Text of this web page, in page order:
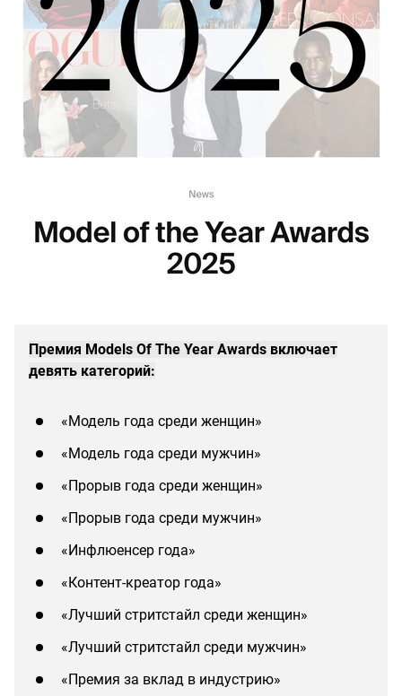
Премия Models Of The Year Awards включает
девять категорий:
«Модель года среди женщин»
«Модель года среди мужчин»
«Прорыв года среди женщин»
«Прорыв года среди мужчин»
«Инфлюенсер года»
«Контент-креатор года»
«Лучший стритстайл среди женщин»
«Лучший стритстайл среди мужчин»
«Премия за вклад в индустрию»